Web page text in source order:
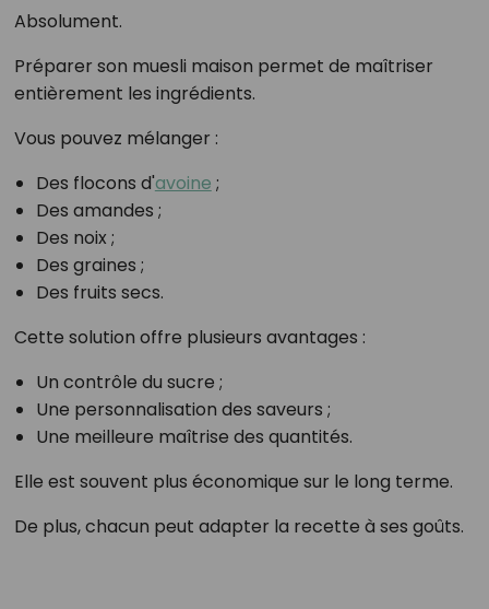
Absolument.
Préparer son muesli maison permet de maîtriser
entièrement les ingrédients.
Vous pouvez mélanger :
Des flocons d'avoine ;
Des amandes ;
Des noix ;
Des graines ;
Des fruits secs.
Cette solution offre plusieurs avantages :
Un contrôle du sucre ;
Une personnalisation des saveurs ;
Une meilleure maîtrise des quantités.
Elle est souvent plus économique sur le long terme.
De plus, chacun peut adapter la recette à ses goûts.